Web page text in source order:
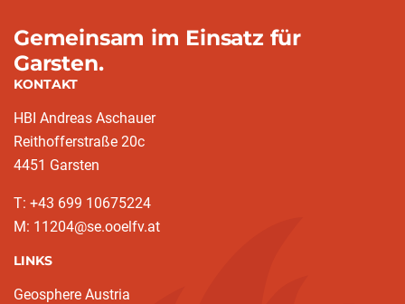
Gemeinsam im Einsatz für
Garsten.
KONTAKT
HBI Andreas Aschauer
Reithofferstraße 20c
4451 Garsten
T: ‭+43 699 10675224‬
M: 11204@se.ooelfv.at
LINKS
Geosphere Austria